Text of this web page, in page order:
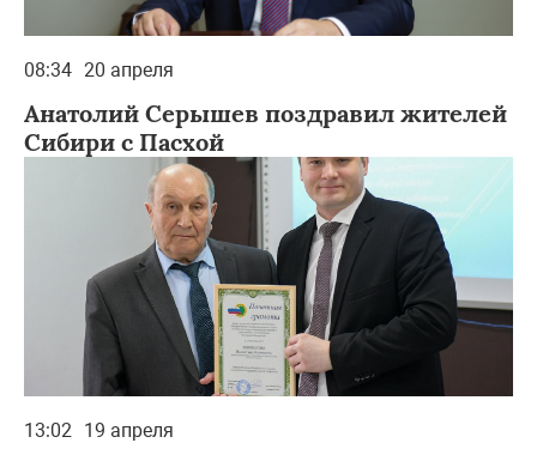
08:34 20 апреля
Анатолий Серышев поздравил жителей
Сибири с Пасхой
13:02 19 апреля